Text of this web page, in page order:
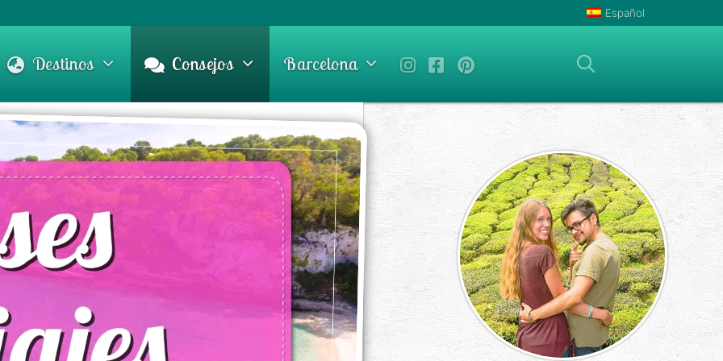
Español
Destinos Consejos Barcelona